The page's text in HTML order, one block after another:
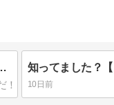
ャップを本気で洗ってみた！】
10日前